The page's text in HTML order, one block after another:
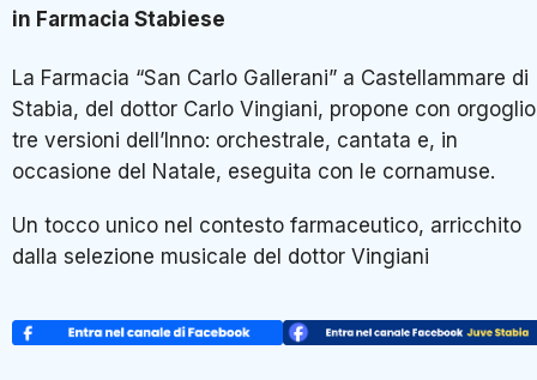
in Farmacia Stabiese
La Farmacia “San Carlo Gallerani” a Castellammare di
Stabia, del dottor Carlo Vingiani, propone con orgoglio
tre versioni dell’Inno: orchestrale, cantata e, in
occasione del Natale, eseguita con le cornamuse.
Un tocco unico nel contesto farmaceutico, arricchito
dalla selezione musicale del dottor Vingiani